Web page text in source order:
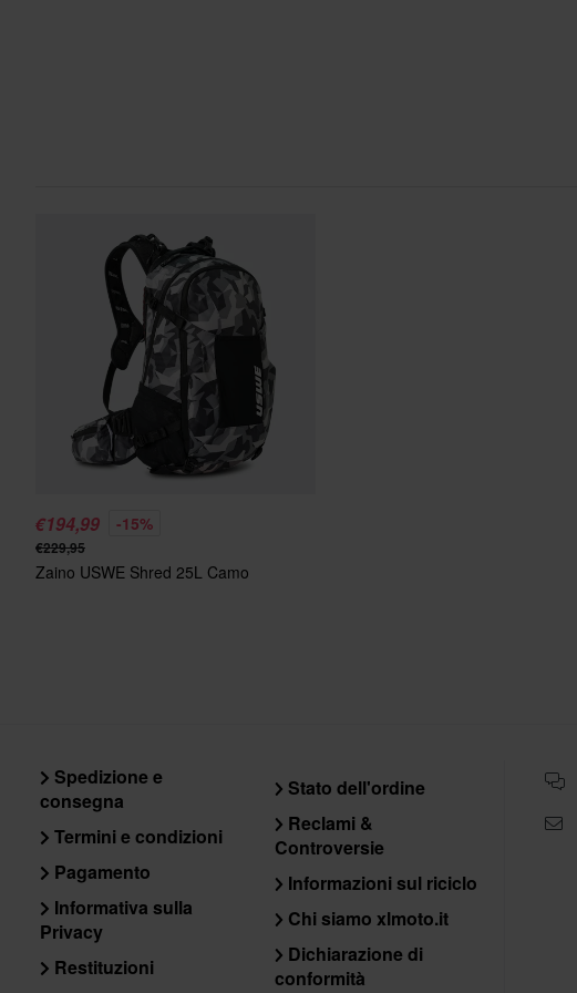
€194,99 -15%
€229,95
Zaino USWE Shred 25L Camo
Spedizione e
consegna
Termini e condizioni
Pagamento
Informativa sulla
Privacy
Restituzioni
Stato dell'ordine
Reclami &
Controversie
Informazioni sul riciclo
Chi siamo xlmoto.it
Dichiarazione di
conformità